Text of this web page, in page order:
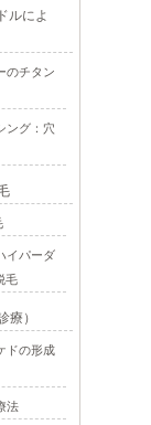
ルによ
のチタン
ング：穴
イパーダ
毛
療）
ドの形成
法